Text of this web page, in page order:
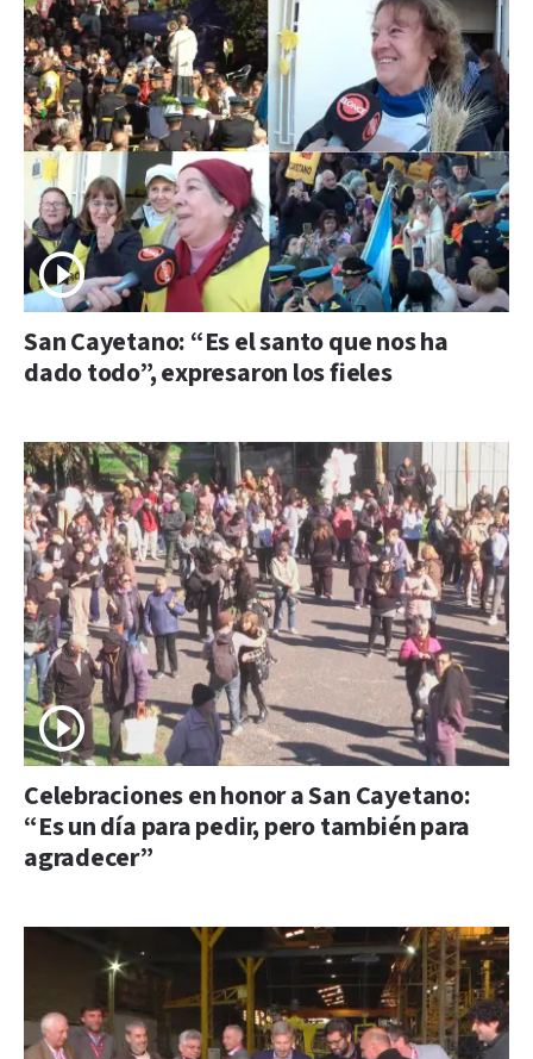
San Cayetano: “Es el santo que nos ha
dado todo”, expresaron los fieles
Celebraciones en honor a San Cayetano:
“Es un día para pedir, pero también para
agradecer”